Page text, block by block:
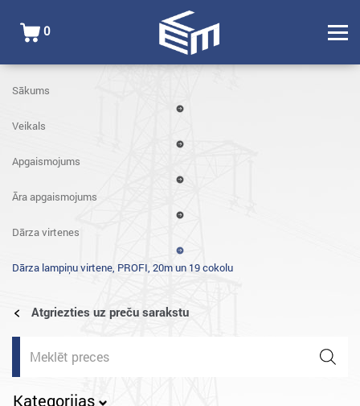
0
Sākums
Veikals
Apgaismojums
Āra apgaismojums
Dārza virtenes
Dārza lampiņu virtene, PROFI, 20m un 19 cokolu
Atgriezties uz preču sarakstu
Products
search
Kategorijas